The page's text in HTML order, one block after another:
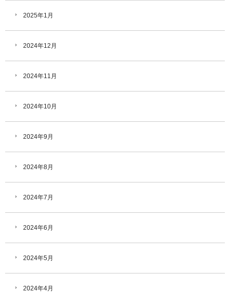
2025年1月
2024年12月
2024年11月
2024年10月
2024年9月
2024年8月
2024年7月
2024年6月
2024年5月
2024年4月